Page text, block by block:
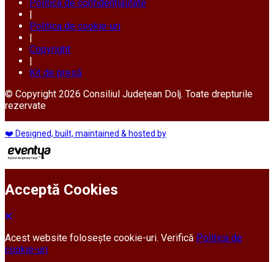
Politica de confidențialitate
Politica de cookie-uri
Copyright
Kit de presă
© Copyright 2026 Consiliul Județean Dolj. Toate drepturile
rezervate
❤️ Designed, built, maintained & hosted by
Acceptă Cookies
Acest website folosește cookie-uri. Verifică Politica de
cookie-uri